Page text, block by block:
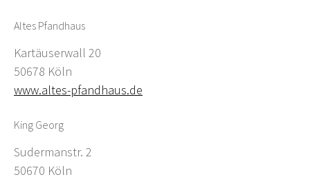
Altes Pfandhaus
Kartäuserwall 20
50678 Köln
www.altes-pfandhaus.de
King Georg
Sudermanstr. 2
50670 Köln